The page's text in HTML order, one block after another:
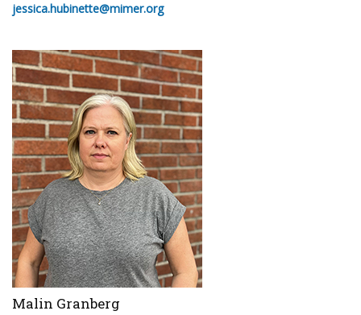
jessica.hubinette@mimer.org
Malin Granberg